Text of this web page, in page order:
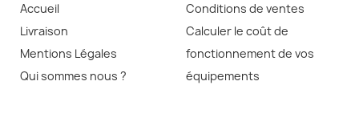
Accueil
Livraison
Mentions Légales
Qui sommes nous ?
Conditions de ventes
Calculer le coût de
fonctionnement de vos
équipements